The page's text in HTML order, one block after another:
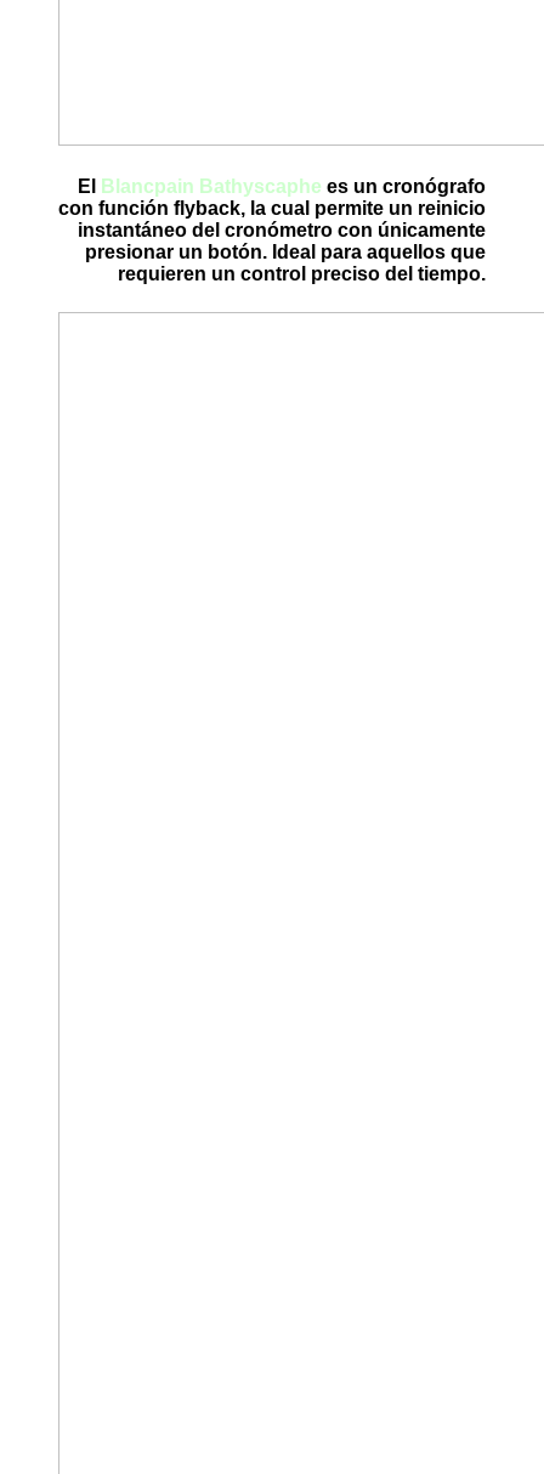
El Blancpain Bathyscaphe es un cronógrafo
con función flyback, la cual permite un reinicio
instantáneo del cronómetro con únicamente
presionar un botón. Ideal para aquellos que
requieren un control preciso del tiempo.